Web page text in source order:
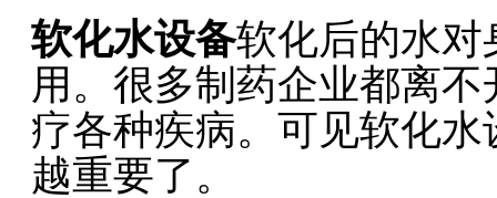
软化水设备软化后的水对
用。很多制药企业都离
疗各种疾病。可见软化
越重要了。